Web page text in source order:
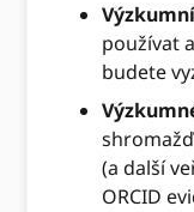
používat
budete
(a další
ORCID